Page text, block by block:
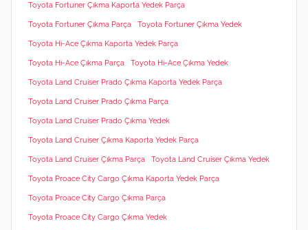
Toyota Fortuner Çıkma Kaporta Yedek Parça
Toyota Fortuner Çıkma Parça Toyota Fortuner Çıkma Yedek
Toyota Hi-Ace Çıkma Kaporta Yedek Parça
Toyota Hi-Ace Çıkma Parça Toyota Hi-Ace Çıkma Yedek
Toyota Land Cruiser Prado Çıkma Kaporta Yedek Parça
Toyota Land Cruiser Prado Çıkma Parça
Toyota Land Cruiser Prado Çıkma Yedek
Toyota Land Cruiser Çıkma Kaporta Yedek Parça
Toyota Land Cruiser Çıkma Parça Toyota Land Cruiser Çıkma Yedek
Toyota Proace City Cargo Çıkma Kaporta Yedek Parça
Toyota Proace City Cargo Çıkma Parça
Toyota Proace City Cargo Çıkma Yedek